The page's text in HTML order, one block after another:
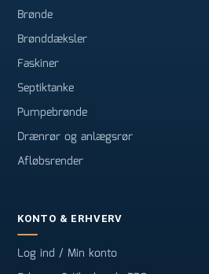
Brønde
Brønddæksler
Faskiner
Septiktanke
Pumpebrønde
Drænrør og anlægsrør
Afløbsrender
KONTO & ERHVERV
Log ind / Min konto